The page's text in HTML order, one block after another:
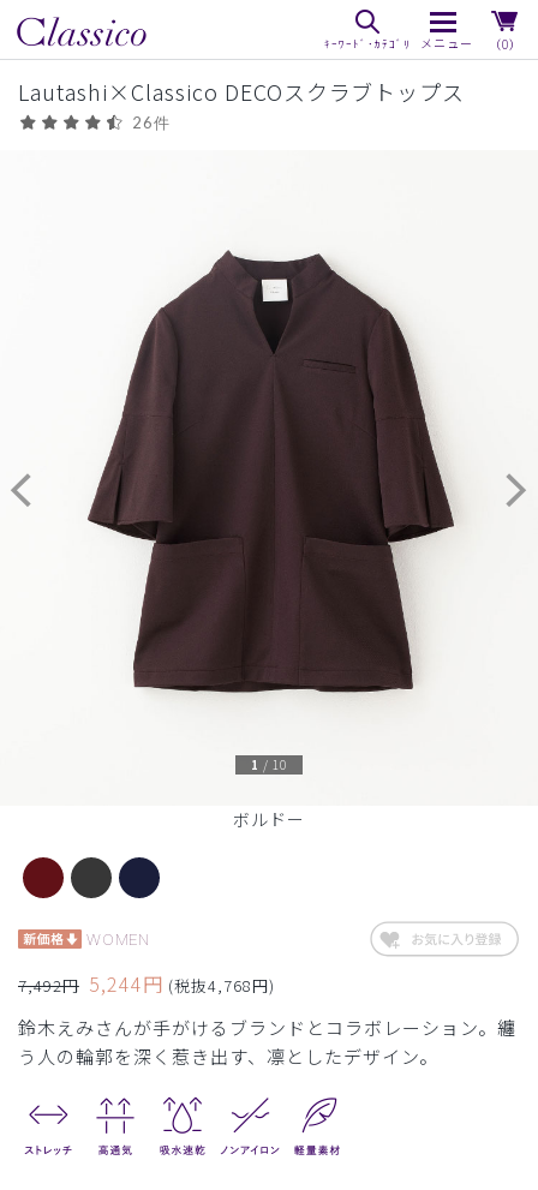
（0）
Lautashi×Classico DECOスクラブトップス
26件
ボルドー
1 / 10
WOMEN
7,492円 5,244円 (税抜4,768円)
鈴木えみさんが手がけるブランドとコラボレーション。纏
う人の輪郭を深く惹き出す、凛としたデザイン。